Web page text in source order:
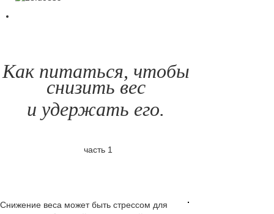
Как питаться, чтобы
снизить вес
и удержать его.
часть 1
Снижение веса может быть стрессом для